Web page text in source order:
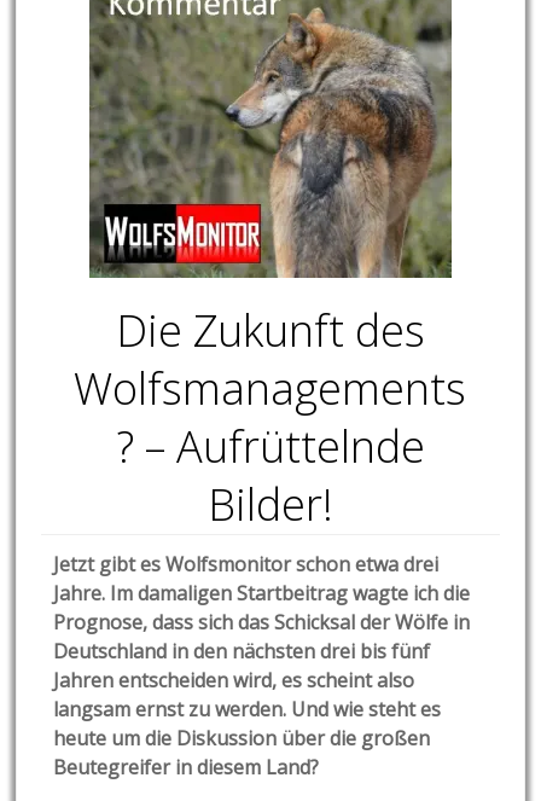
Die Zukunft des
Wolfsmanagements
? – Aufrüttelnde
Bilder!
Jetzt gibt es Wolfsmonitor schon etwa drei
Jahre. Im damaligen Startbeitrag wagte ich die
Prognose, dass sich das Schicksal der Wölfe in
Deutschland in den nächsten drei bis fünf
Jahren entscheiden wird, es scheint also
langsam ernst zu werden. Und wie steht es
heute um die Diskussion über die großen
Beutegreifer in diesem Land?